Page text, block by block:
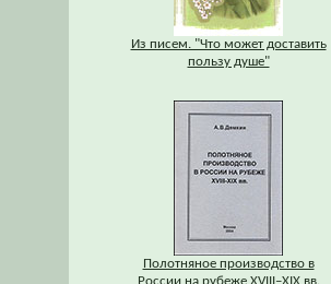
Из писем. "Что может доставить
пользу душе"
Полотняное производство в
России на рубеже XVIII–XIX вв.